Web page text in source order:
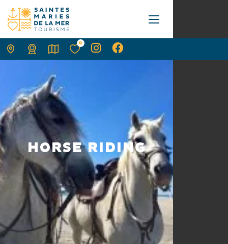
HORSE RIDING
0